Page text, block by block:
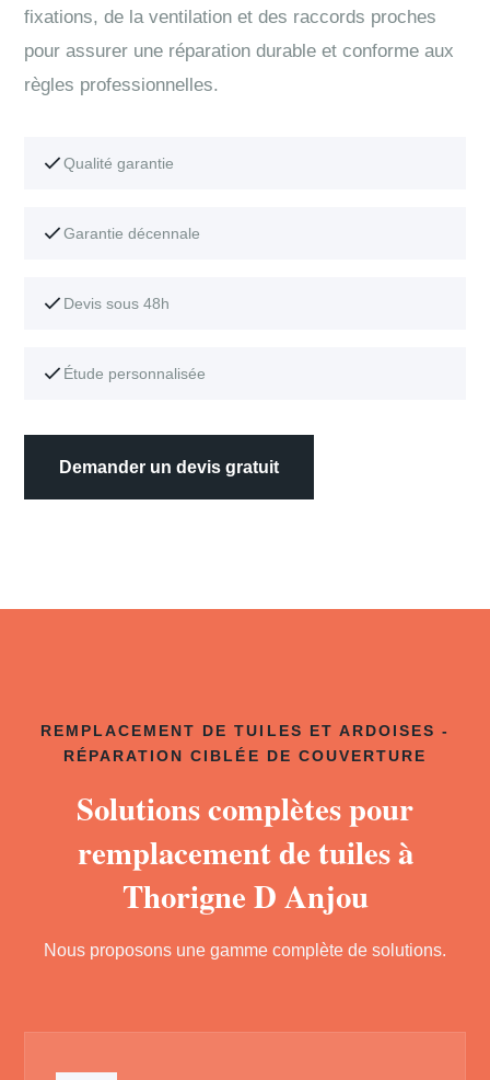
fixations, de la ventilation et des raccords proches
pour assurer une réparation durable et conforme aux
règles professionnelles.
Qualité garantie
Garantie décennale
Devis sous 48h
Étude personnalisée
Demander un devis gratuit
REMPLACEMENT DE TUILES ET ARDOISES -
RÉPARATION CIBLÉE DE COUVERTURE
Solutions complètes pour
remplacement de tuiles à
Thorigne D Anjou
Nous proposons une gamme complète de solutions.